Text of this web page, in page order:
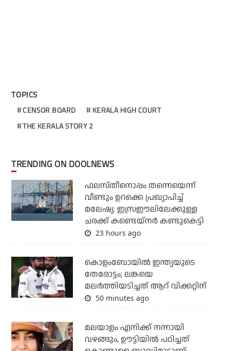
TOPICS
CENSOR BOARD
KERALA HIGH COURT
THE KERALA STORY 2
TRENDING ON DOOLNEWS
ഫലസ്തീനൊപ്പം തന്നെയെന്ന്
വീണ്ടും ഉറക്കെ പ്രഖ്യാപിച്ച്
മലേഷ്യ: ഇസ്രഈലിലേക്കുള്ള
ചരക്ക് കണ്ടെയ്‌നര്‍ കണ്ടുകെട്ടി
23 hours ago
കൊളംബോയില്‍ ഇന്ത്യയുടെ
തേരോട്ടം; ലങ്കയെ
മലര്‍ത്തിയടിച്ചത് ആറ് വിക്കറ്റിന്
50 minutes ago
മലയാളം എനിക്ക് നന്നായി
വഴങ്ങും, ഊട്ടിയില്‍ പഠിച്ചത്